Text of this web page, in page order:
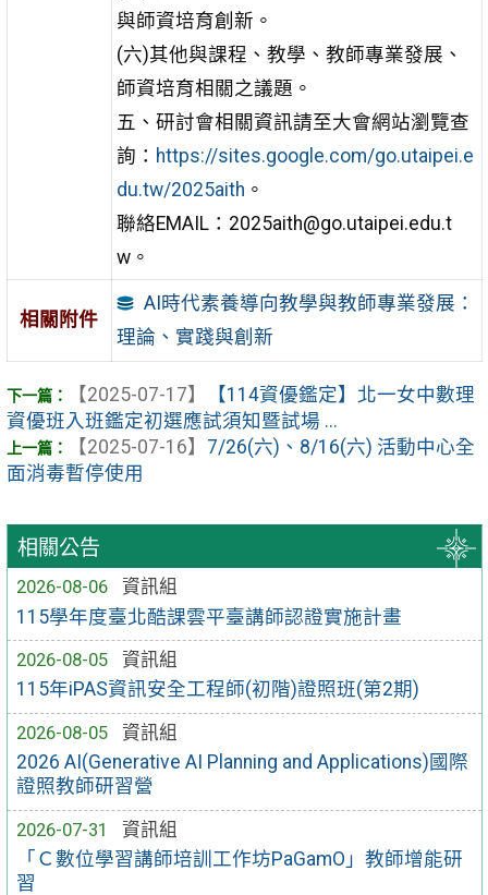
相關公告
2026-08-06
資訊組
115學年度臺北酷課雲平臺講師認證實施計畫
2026-08-05
資訊組
115年iPAS資訊安全工程師(初階)證照班(第2期)
2026-08-05
資訊組
2026 AI(Generative AI Planning and Applications)國際
證照教師研習營
2026-07-31
資訊組
「Ｃ數位學習講師培訓工作坊PaGamO」教師增能研
習
與師資培育創新。
(六)其他與課程、教學、教師專業發展、
師資培育相關之議題。
五、研討會相關資訊請至大會網站瀏覽查
詢： https://sites.google.com/go.utaipei.e
du.tw/2025aith 。
聯絡EMAIL：2025aith@go.utaipei.edu.t
w。
相關附件
AI時代素養導向教學與教師專業發展：
理論、實踐與創新
【2025-07-17】
【114資優鑑定】北一女中數理
資優班入班鑑定初選應試須知暨試場 ...
【2025-07-16】 7/26(六)、8/16(六) 活動中心全
面消毒暫停使用